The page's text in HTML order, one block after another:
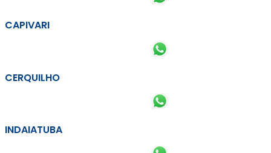
CAPIVARI
CERQUILHO
INDAIATUBA